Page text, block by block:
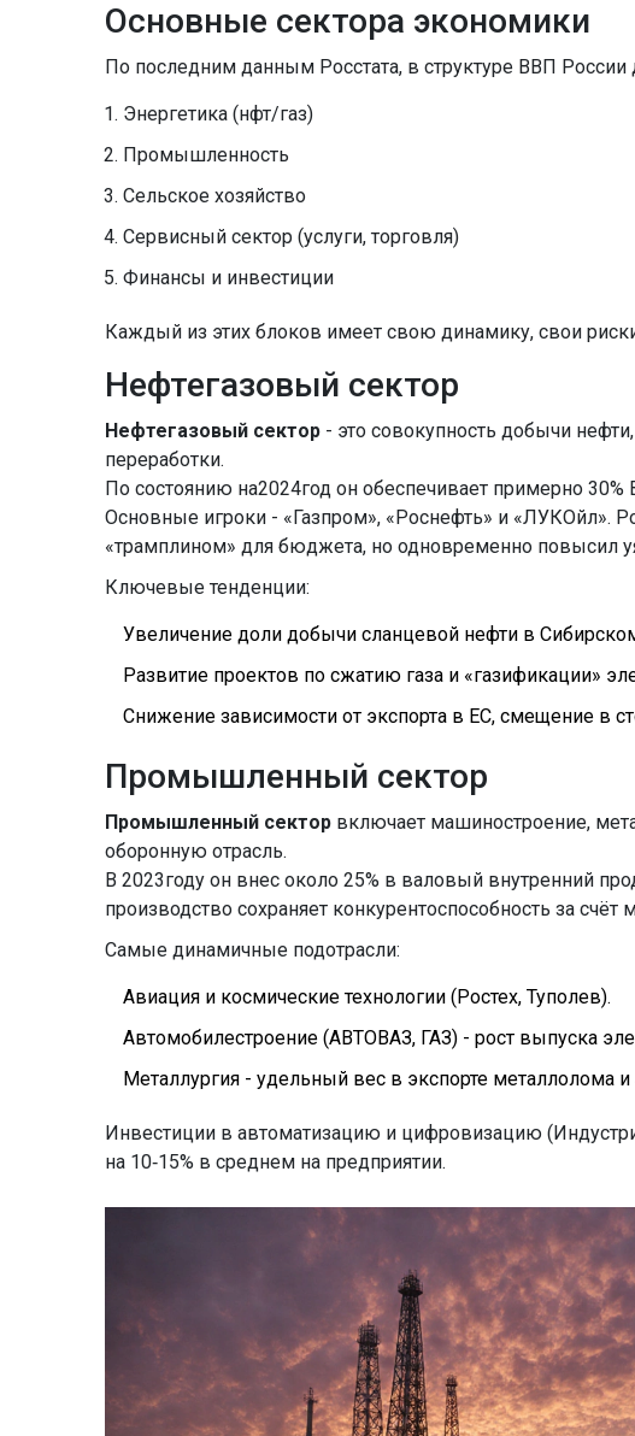
Основные сектора экономики
По последним данным Росстата, в структуре ВВП
Энергетика (нфт/газ)
Промышленность
Сельское хозяйство
Сервисный сектор (услуги, торговля)
Финансы и инвестиции
Каждый из этих блоков имеет свою динамику, свои
Нефтегазовый сектор
Нефтегазовый сектор - это совокупность добычи
переработки.
По состоянию на2024год он обеспечивает примерно
Основные игроки - «Газпром», «Роснефть» и «ЛУКОйл».
«трамплином» для бюджета, но одновременно повысил
Ключевые тенденции:
Увеличение доли добычи сланцевой нефти в
Развитие проектов по сжатию газа и «газификации»
Снижение зависимости от экспорта в ЕС, смещение в
Промышленный сектор
Промышленный сектор включает машиностроение,
оборонную отрасль.
В 2023году он внес около 25% в валовый внутренний
производство сохраняет конкурентоспособность за
Самые динамичные подотрасли:
Авиация и космические технологии (Ростех, Туполев).
Автомобилестроение (АВТОВАЗ, ГАЗ) - рост выпуска
Металлургия - удельный вес в экспорте металлолома
Инвестиции в автоматизацию и цифровизацию
на 10‑15% в среднем на предприятии.